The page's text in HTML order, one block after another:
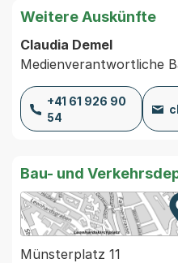
Weitere Auskünfte
Claudia Demel
Medienverantwortliche
+41 61 926 90
54
Bau- und
Münsterplatz 11